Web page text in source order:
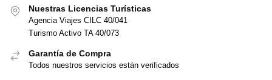
Nuestras Licencias Turísticas
Agencia Viajes CILC 40/041
Turismo Activo TA 40/073
Garantía de Compra
Todos nuestros servicios están verificados